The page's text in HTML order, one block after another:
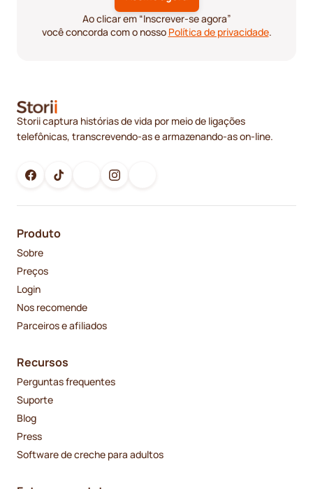
Ao clicar em “Inscrever-se agora”
você concorda com o nosso Política de privacidade.
Storii captura histórias de vida por meio de ligações
telefônicas, transcrevendo-as e armazenando-as on-line.
Produto
Sobre
Preços
Login
Nos recomende
Parceiros e afiliados
Recursos
Perguntas frequentes
Suporte
Blog
Press
Software de creche para adultos